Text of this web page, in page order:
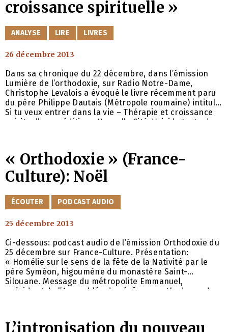
croissance spirituelle »
CATÉGORIES
ANALYSE LIRE LIVRES
26 décembre 2013
Dans sa chronique du 22 décembre, dans l’émission
Lumière de l’orthodoxie, sur Radio Notre-Dame,
Christophe Levalois a évoqué le livre récemment paru
du père Philippe Dautais (Métropole roumaine) intitulé
Si tu veux entrer dans la vie – Thérapie et croissance
spirituelle aux éditions Nouvelle Cité. Voici le texte de
particulièrement propice à un regard porté
« Orthodoxie » (France-
Culture): Noël
CATÉGORIES
ÉCOUTER PODCAST AUDIO
25 décembre 2013
Ci-dessous: podcast audio de l’émission Orthodoxie du
25 décembre sur France-Culture. Présentation:
« Homélie sur le sens de la fête de la Nativité par le
père Syméon, higoumène du monastère Saint-
Silouane. Message du métropolite Emmanuel,
président de l’Assemblée des évêques orthodoxes de
L’intronisation du nouveau